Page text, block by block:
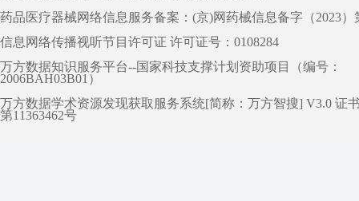
药品医疗器械网络信息服务备案：(京)网药械信息备字（2023）
信息网络传播视听节目许可证 许可证号：0108284
万方数据知识服务平台--国家科技支撑计划资助项目（编号：
2006BAH03B01）
万方数据学术资源发现获取服务系统[简称：万方智搜] V3.0 证
第11363462号